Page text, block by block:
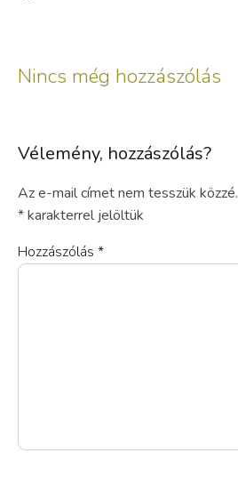
Nincs még hozzászólás
Vélemény, hozzászólás?
Az e-mail címet nem tesszük közzé.
*karakterrel jelöltük
Hozzászólás *